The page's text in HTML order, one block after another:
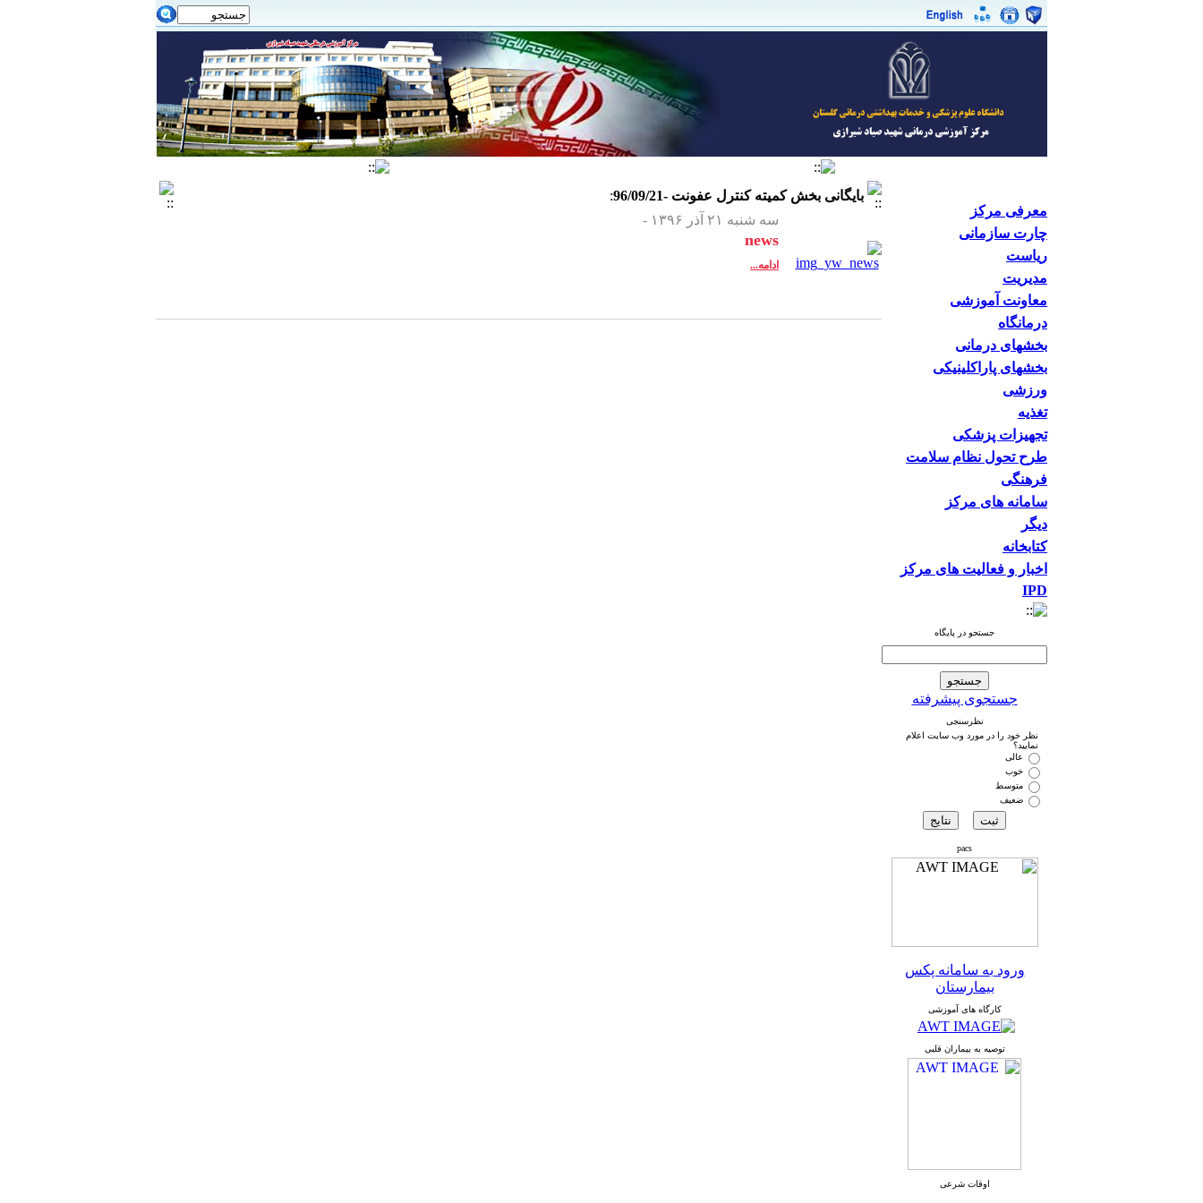
معرفی مرکز
چارت سازمانی
ریاست
مدیریت
معاونت آموزشی
درمانگاه
بخشهای درمانی
بخشهای پاراکلینیکی
ورزشی
تغذیه
تجهیزات پزشکی
طرح تحول نظام سلامت
فرهنگی
سامانه های مرکز
دیگر
کتابخانه
اخبار و فعالیت های مرکز
IPD
جستجو در پایگاه
جستجوی پیشرفته
نظرسنجی
نظر خود را در مورد وب سایت اعلام
نمایید؟
عالی
خوب
متوسط
ضعیف
pacs
ورود به سامانه پکس
بیمارستان
کارگاه های آموزشی
توصیه به بیماران قلبی
اوقات شرعی
بایگانی بخشکمیته کنترل عفونت -96/09/21
:
سه شنبه ۲۱ آذر ۱۳۹۶ -
news
ادامه...